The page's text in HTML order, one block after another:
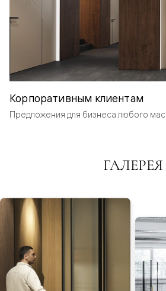
Корпоративным клиентам
Предложения для бизнеса любого
ГАЛЕРЕЯ